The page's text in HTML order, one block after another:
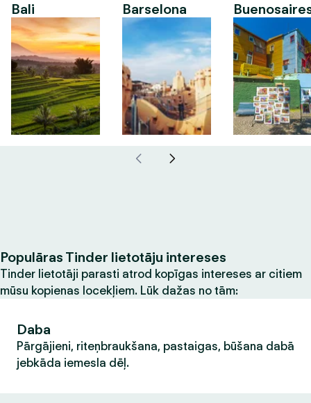
Bali Barselona
Populāras Tinder lietotāju intereses
Tinder lietotāji parasti atrod kopīgas intereses ar citiem
mūsu kopienas locekļiem. Lūk dažas no tām:
Daba
Pārgājieni, riteņbraukšana, pastaigas, būšana dabā
jebkāda iemesla dēļ.